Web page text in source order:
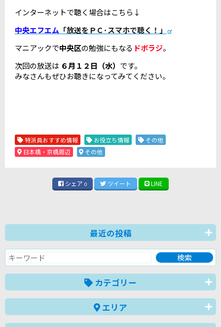
インターネットで聴く場合はこちら↓
中央エフエム 「放送をＰＣ･スマホで聴く！」
マニアックで中央区の勉強にもなる ドボラジ。
次回の放送は ６月１２日（水） です。
みなさんもぜひお聴きになってみてください。
特派員おすすめ情報 お役立ち情報
その他
日本橋・京橋周辺
その他
シェア 0 ツイート LINE
最近の投稿
カテゴリー
エリア